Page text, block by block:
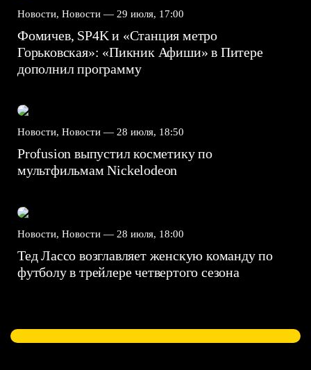
Новости, Новости — 29 июля, 17:00
Фомичев, SP4K и «Станция метро
Горьковская»: «Пикник Афиши» в Питере
дополнил программу
Новости, Новости — 28 июля, 18:50
Profusion выпустил косметику по
мультфильмам Nickelodeon
Новости, Новости — 28 июля, 18:00
Тед Лассо возглавляет женскую команду по
футболу в трейлере четвертого сезона